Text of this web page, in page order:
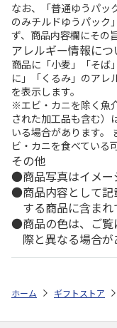
なお、「普通ゆうパッ
のみチルドゆうパック
ず、商品内容欄にその
アレルギー情報につ
商品に「小麦」「そば
に」「くるみ」のアレ
を表示します。
※エビ・カニを除く魚
された加工品も含む）
いる場合があります。
ビ・カニを食べている
その他
商品写真はイメー
商品内容として
する商品に含まれ
商品の色は、ご
際と異なる場合が
ホーム ギフトストア